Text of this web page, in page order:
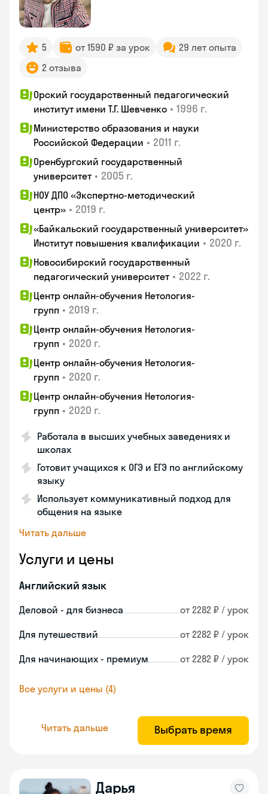
5 от 1590 ₽ за урок
29 лет опыта
2 отзыва
Орский государственный педагогический
институт имени Т.Г. Шевченко • 1996 г.
Министерство образования и науки
Российской Федерации • 2011 г.
Оренбургский государственный
университет • 2005 г.
НОУ ДПО «Экспертно-методический
центр» • 2019 г.
«Байкальский государственный университет»
Институт повышения квалификации • 2020 г.
Новосибирский государственный
педагогический университет • 2022 г.
Центр онлайн-обучения Нетология-
групп • 2019 г.
Центр онлайн-обучения Нетология-
групп • 2020 г.
Центр онлайн-обучения Нетология-
групп • 2020 г.
Центр онлайн-обучения Нетология-
групп • 2020 г.
Работала в высших учебных заведениях и
школах
Готовит учащихся к ОГЭ и ЕГЭ по английскому
языку
Использует коммуникативный подход для
общения на языке
Читать дальше
Услуги и цены
Английский язык
Деловой - для бизнеса от 2282 ₽ / урок
Для путешествий от 2282 ₽ / урок
Для начинающих - премиум от 2282 ₽ / урок
Все услуги и цены (4)
Читать дальше Выбрать время
Дарья